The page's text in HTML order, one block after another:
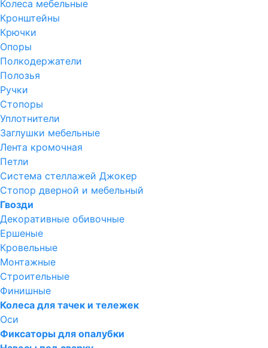
Колеса мебельные
Кронштейны
Крючки
Опоры
Полкодержатели
Полозья
Ручки
Стопоры
Уплотнители
Заглушки мебельные
Лента кромочная
Петли
Система стеллажей Джокер
Стопор дверной и мебельный
Гвозди
Декоративные обивочные
Ершеные
Кровельные
Монтажные
Строительные
Финишные
Колеса для тачек и тележек
Оси
Фиксаторы для опалубки